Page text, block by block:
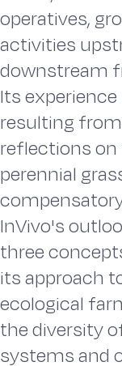
operatives,
activities
downstream
Its
resulting
reflections
perennial
InVivo's
three
its approach
ecological
the diversity
systems and